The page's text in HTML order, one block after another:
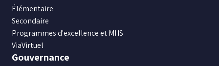
Élémentaire
Secondaire
Programmes d'excellence et MHS
ViaVirtuel
Gouvernance